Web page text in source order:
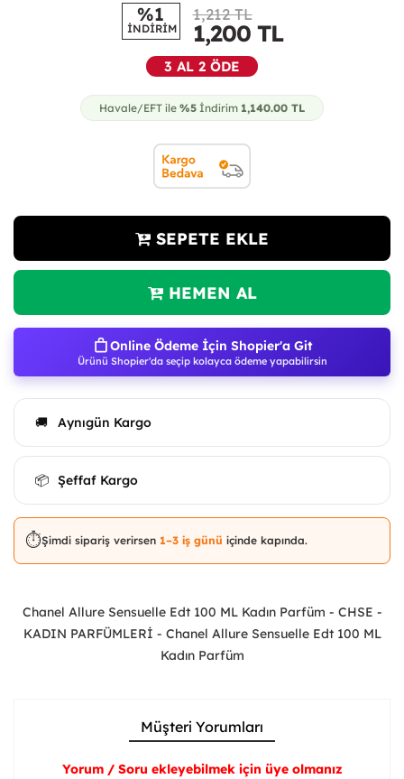
%1
İNDİRİM
1,212 TL
1,200TL
3 AL 2 ÖDE
Havale/EFT ile %5 İndirim 1,140.00 TL
SEPETE EKLE
HEMEN AL
Online Ödeme İçin Shopier'a Git
Ürünü Shopier'da seçip kolayca ödeme yapabilirsin
🚚 Aynıgün Kargo
📦 Şeffaf Kargo
⏱️Şimdi sipariş verirsen 1–3 iş günü içinde kapında.
Chanel Allure Sensuelle Edt 100 ML Kadın Parfüm - CHSE -
KADIN PARFÜMLERİ - Chanel Allure Sensuelle Edt 100 ML
Kadın Parfüm
Müşteri Yorumları
Yorum / Soru ekleyebilmek için üye olmanız